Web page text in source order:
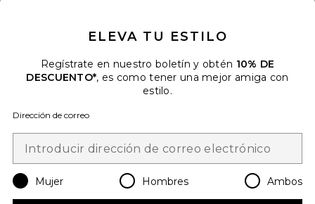
Cuando se suscribe a nuestro boletín enviando su correo
privacidad
Change Country Regions
es USD
ELEVA TU ESTILO
Regístrate en nuestro boletín y obtén 10% DE
DESCUENTO*, es como tener una mejor amiga con
estilo.
Dirección de correo
Mujer Hombres Ambos